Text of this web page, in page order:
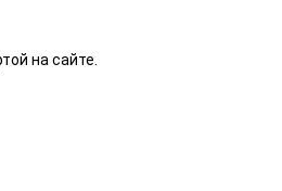
на сайте.